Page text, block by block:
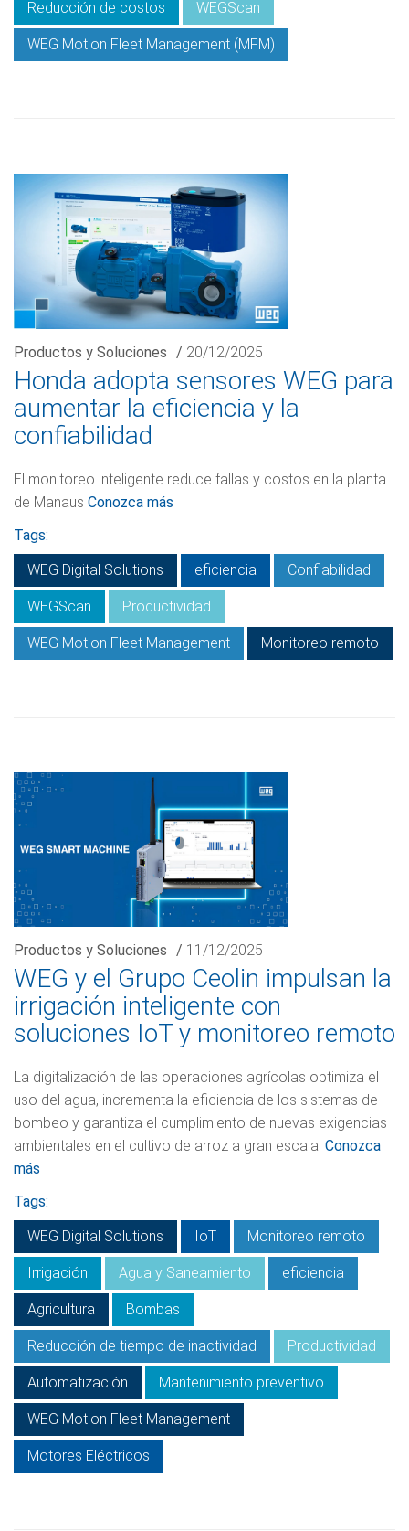
Reducción de costos WEGScan
WEG Motion Fleet Management (MFM)
Productos y Soluciones / 20/12/2025
Honda adopta sensores WEG para
aumentar la eficiencia y la
confiabilidad
El monitoreo inteligente reduce fallas y costos en la planta
de Manaus Conozca más
Tags:
WEG Digital Solutions
eficiencia Confiabilidad
WEGScan Productividad
WEG Motion Fleet Management Monitoreo remoto
Productos y Soluciones / 11/12/2025
WEG y el Grupo Ceolin impulsan la
irrigación inteligente con
soluciones IoT y monitoreo remoto
La digitalización de las operaciones agrícolas optimiza el
uso del agua, incrementa la eficiencia de los sistemas de
bombeo y garantiza el cumplimiento de nuevas exigencias
ambientales en el cultivo de arroz a gran escala. Conozca
más
Tags:
WEG Digital Solutions
IoT Monitoreo remoto
Irrigación Agua y Saneamiento eficiencia
Agricultura Bombas
Reducción de tiempo de inactividad Productividad
Automatización Mantenimiento preventivo
WEG Motion Fleet Management
Motores Eléctricos